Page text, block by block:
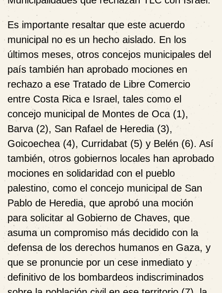
Es importante resaltar que este acuerdo
municipal no es un hecho aislado. En los
últimos meses, otros concejos municipales del
país también han aprobado mociones en
rechazo a ese Tratado de Libre Comercio
entre Costa Rica e Israel, tales como el
concejo municipal de Montes de Oca (1),
Barva (2), San Rafael de Heredia (3),
Goicoechea (4), Curridabat (5) y Belén (6). Así
también, otros gobiernos locales han aprobado
mociones en solidaridad con el pueblo
palestino, como el concejo municipal de San
Pablo de Heredia, que aprobó una moción
para solicitar al Gobierno de Chaves, que
asuma un compromiso más decidido con la
defensa de los derechos humanos en Gaza, y
que se pronuncie por un cese inmediato y
definitivo de los bombardeos indiscriminados